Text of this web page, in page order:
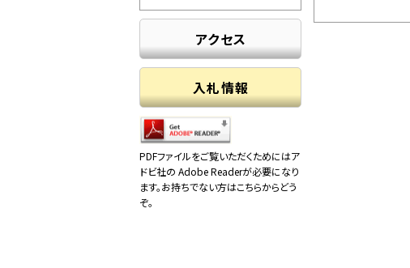
アクセス
入札情報
PDFファイルをご覧いただくためにはア
ドビ社の Adobe Readerが必要になり
ます。お持ちでない方はこちらからどう
ぞ。